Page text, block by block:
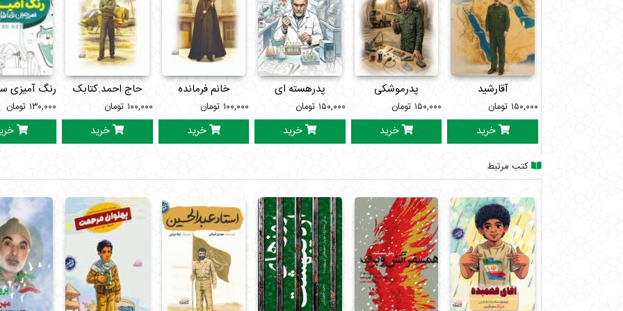
آقارشید
۱۵۰,۰۰۰ تومان
خرید
پدرموشکی
۱۵۰,۰۰۰ تومان
خرید
پدرهسته ای
۱۵۰,۰۰۰ تومان
خرید
خانم فرمانده
۱۰۰,۰۰۰ تومان
خرید
حاج احمد.کتابک
۱۰۰,۰۰۰ تومان
خرید
رنگ آمیزی
۱۳۰,۰۰۰ تومان
کتب مرتبط